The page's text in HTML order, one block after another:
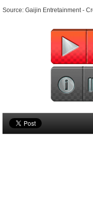
Source: Gaijin Entretainment -